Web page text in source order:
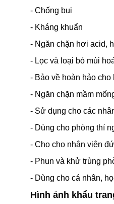
- Chống bụi
- Kháng khuẩn
- Ngăn chặn hơi acid,
- Lọc và loại bỏ mùi
- Bảo về hoàn hảo cho
- Ngăn chặn mầm
- Sử dụng cho các
- Dùng cho phòng thí
- Cho cho nhân viên
- Phun và khử trùng
- Dùng cho cá nhân,
Hình ảnh khẩu